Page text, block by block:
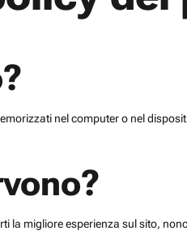
nel computer o nel
la migliore esperienza sul sito,